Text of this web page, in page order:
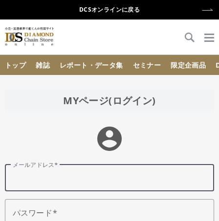
DCSオンラインに戻る
トップ 雑誌 レポート・データ集 セミナー 限定企画品
MYページ(ログイン)
account_circle
メールアドレス
パスワード